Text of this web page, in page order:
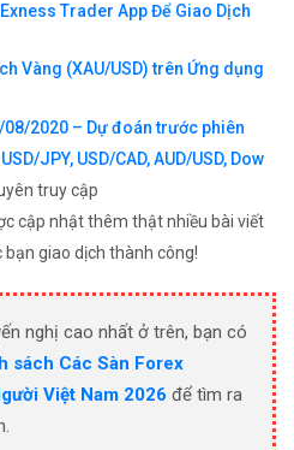
Trader App Để Giao Dịch
Vàng (XAU/USD) trên Ứng dụng
08/2020 – Dự đoán trước phiên
JPY, USD/CAD, AUD/USD, Dow
truy cập
cập nhật thêm thật nhiều bài viết
bạn giao dịch thành công!
nghị cao nhất ở trên, bạn có
sách Các Sàn Forex
Việt Nam 2026 để tìm ra